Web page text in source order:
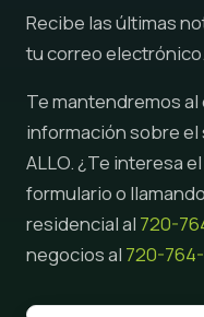
Recibe las últimas
tu correo electrónico.
Te mantendremos
información sobre
ALLO. ¿Te interesa
formulario o
residencial al 720-
negocios al 720-